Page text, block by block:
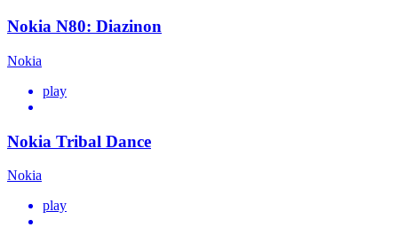
Nokia N80: Diazinon
Nokia
play
Nokia Tribal Dance
Nokia
play